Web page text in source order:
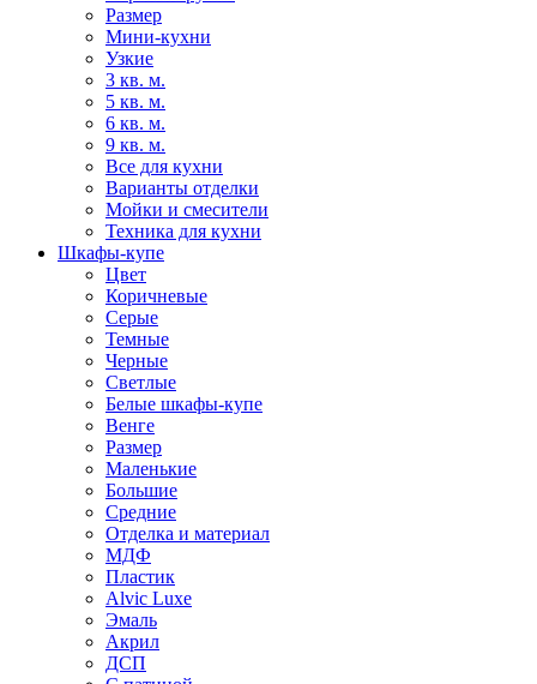
Размер
Мини-кухни
Узкие
3 кв. м.
5 кв. м.
6 кв. м.
9 кв. м.
Все для кухни
Варианты отделки
Мойки и смесители
Техника для кухни
Шкафы-купе
Цвет
Коричневые
Серые
Темные
Черные
Светлые
Белые шкафы-купе
Венге
Размер
Маленькие
Большие
Средние
Отделка и материал
МДФ
Пластик
Alvic Luxe
Эмаль
Акрил
ДСП